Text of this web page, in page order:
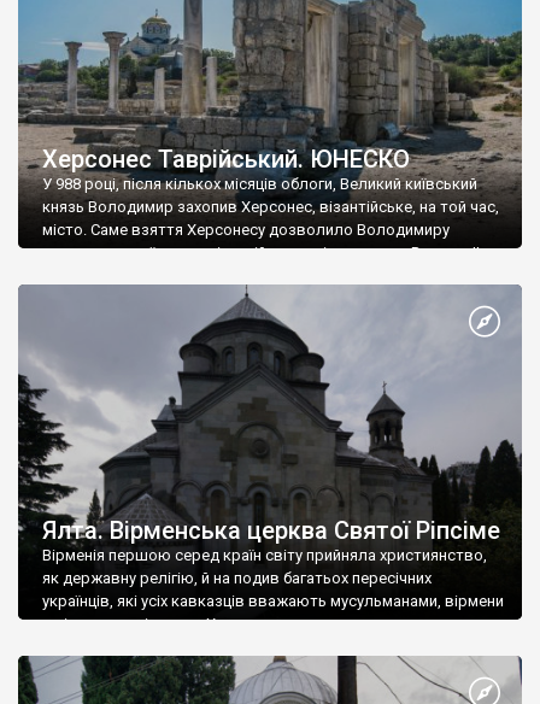
Херсонес Таврійський. ЮНЕСКО
У 988 році, після кількох місяців облоги, Великий київський
князь Володимир захопив Херсонес, візантійське, на той час,
місто. Саме взяття Херсонесу дозволило Володимиру
диктувати свої умови візантійському імператору Василю ІІ, та
Херсонесі Володимир-язичник, став Василем-християнином.
А потім було Хрещення Русі. На честь Херсонесу Таврійського
Ялта. Вірменська церква Святої Ріпсіме
Вірменія першою серед країн світу прийняла християнство,
як державну релігію, й на подив багатьох пересічних
українців, які усіх кавказців вважають мусульманами, вірмени
є відданими вірянами Христа